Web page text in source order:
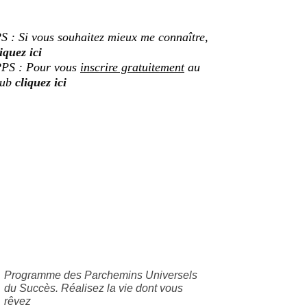
: Si vous souhaitez mieux me connaître,
ici
: Pour vous inscrire gratuitementau
cliquez ici
Programme des Parchemins Universels
du Succès. Réalisez la vie dont vous
rêvez